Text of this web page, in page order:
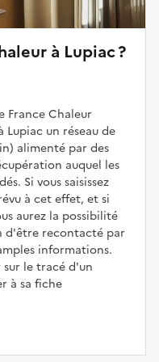
chaleur à Lupiac ?
France Chaleur
Lupiac un réseau de
alimenté par des
auquel les
Si vous saisissez
à cet effet, et si
aurez la possibilité
d'être recontacté par
informations.
sur le tracé d'un
à sa fiche